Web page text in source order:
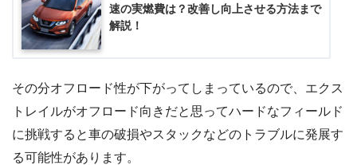
速の実燃費は？改善し向上させる方法まで
解説！
その分オフロード性が下がってしまっているので、エクス
トレイルがオフロード向きだと思ってハードなフィールド
に挑戦すると車の破損やスタックなどのトラブルに発展す
る可能性があります。